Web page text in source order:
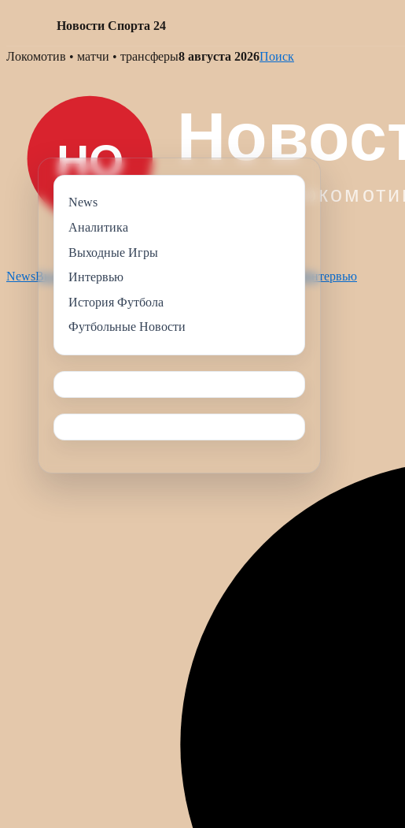
Новости Спорта 24
Skip
Локомотив • матчи • трансферы8 августа 2026Поиск
NewsВыходные Игры Интервью
News
Аналитика
Выходные Игры
Интервью
История Футбола
Футбольные Новости